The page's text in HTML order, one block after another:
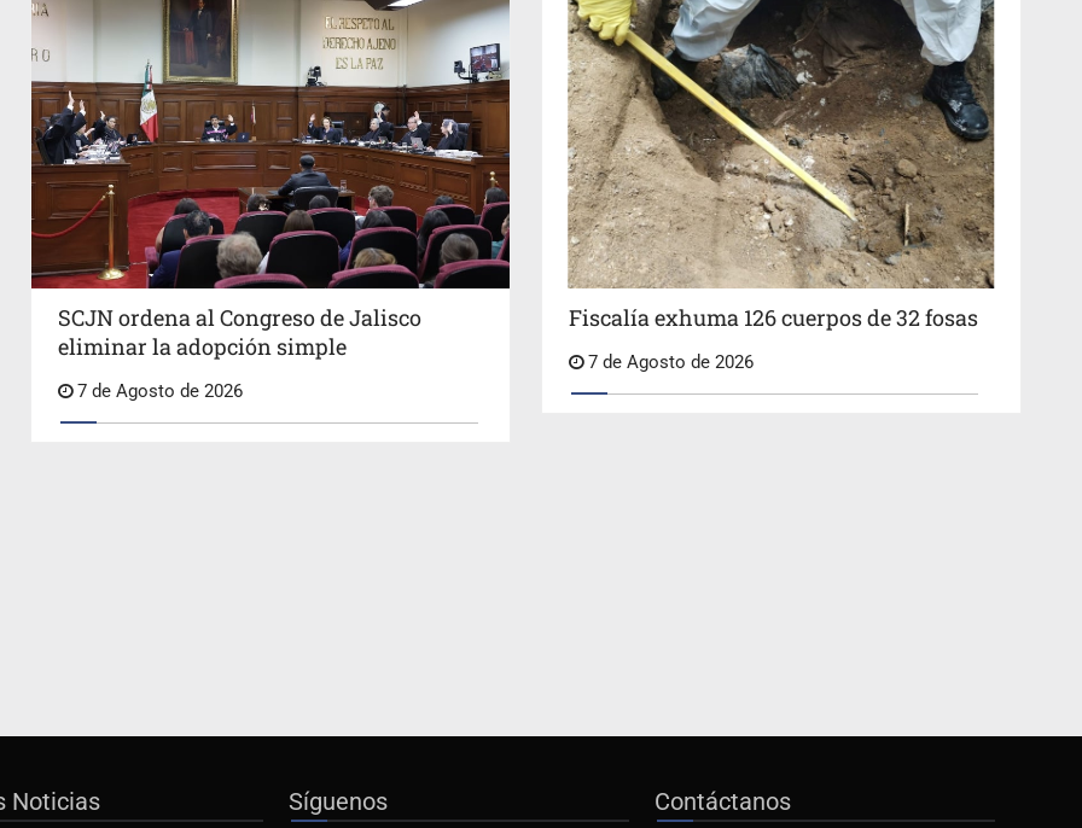
SCJN ordena al Congreso de Jalisco
eliminar la adopción simple
7 de Agosto de 2026
Fiscalía exhuma 126 cuerpos de 32 fosas
7 de Agosto de 2026
Noticias Síguenos Contáctanos